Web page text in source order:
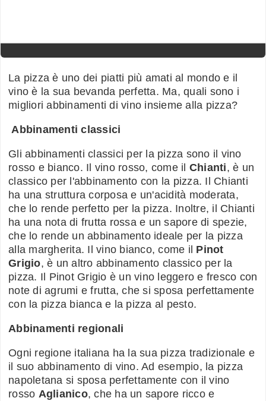
La pizza è uno dei piatti più amati al mondo e il
vino è la sua bevanda perfetta. Ma, quali sono i
migliori abbinamenti di vino insieme alla pizza?
Abbinamenti classici
Gli abbinamenti classici per la pizza sono il vino
rosso e bianco. Il vino rosso, come il Chianti, è un
classico per l'abbinamento con la pizza. Il Chianti
ha una struttura corposa e un'acidità moderata,
che lo rende perfetto per la pizza. Inoltre, il Chianti
ha una nota di frutta rossa e un sapore di spezie,
che lo rende un abbinamento ideale per la pizza
alla margherita. Il vino bianco, come il Pinot
Grigio, è un altro abbinamento classico per la
pizza. Il Pinot Grigio è un vino leggero e fresco con
note di agrumi e frutta, che si sposa perfettamente
con la pizza bianca e la pizza al pesto.
Abbinamenti regionali
Ogni regione italiana ha la sua pizza tradizionale e
il suo abbinamento di vino. Ad esempio, la pizza
napoletana si sposa perfettamente con il vino
rosso Aglianico, che ha un sapore ricco e